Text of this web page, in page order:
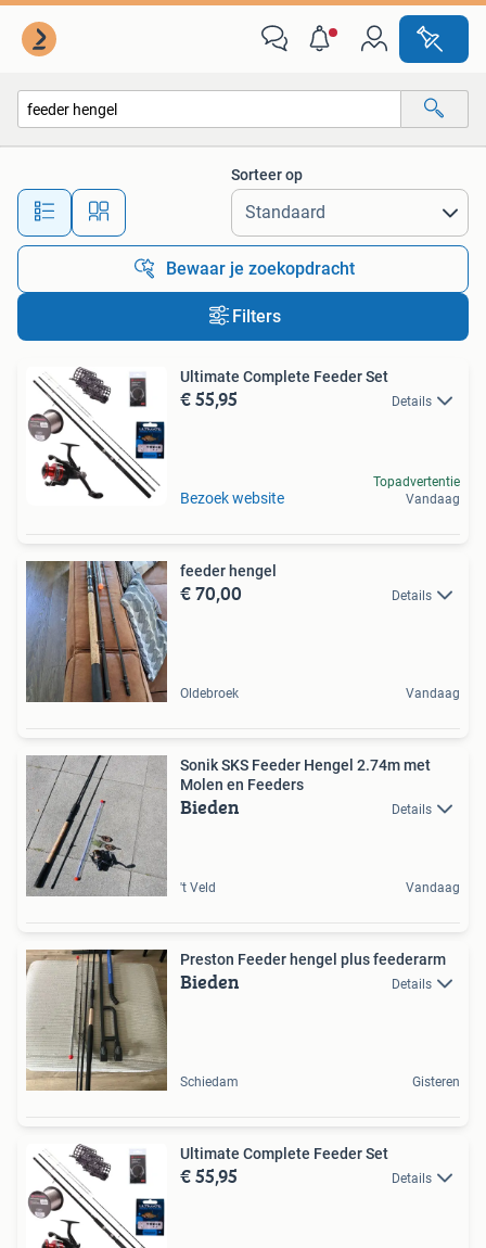
Alle afstanden…
Sorteer op
Bewaar je zoekopdracht
Filters
Ultimate Complete Feeder Set
€ 55,95 Details
Bezoek website
Topadvertentie
Vandaag
feeder hengel
€ 70,00 Details
Oldebroek Vandaag
Sonik SKS Feeder Hengel 2.74m met
Molen en Feeders
Bieden Details
't Veld Vandaag
Preston Feeder hengel plus feederarm
Bieden Details
Schiedam Gisteren
Ultimate Complete Feeder Set
€ 55,95 Details